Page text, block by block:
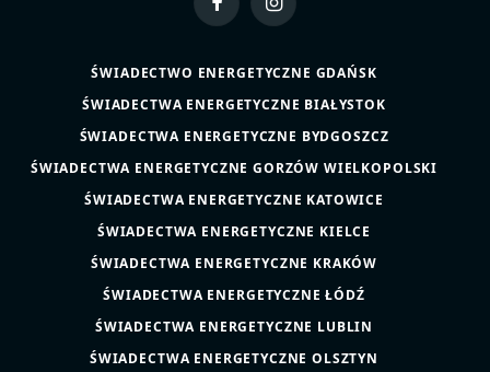
FacebookInstagram
ŚWIADECTWO ENERGETYCZNE GDAŃSK
ŚWIADECTWA ENERGETYCZNE BIAŁYSTOK
ŚWIADECTWA ENERGETYCZNE BYDGOSZCZ
ŚWIADECTWA ENERGETYCZNE GORZÓW WIELKOPOLSKI
ŚWIADECTWA ENERGETYCZNE KATOWICE
ŚWIADECTWA ENERGETYCZNE KIELCE
ŚWIADECTWA ENERGETYCZNE KRAKÓW
ŚWIADECTWA ENERGETYCZNE ŁÓDŹ
ŚWIADECTWA ENERGETYCZNE LUBLIN
ŚWIADECTWA ENERGETYCZNE OLSZTYN